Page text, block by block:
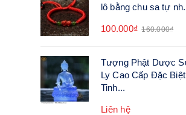
lô bằng chu sa tự
100.000₫ 160.000₫
Tượng Phật Dược
Ly Cao Cấp Đặc Biệt
Tinh...
Liên hệ